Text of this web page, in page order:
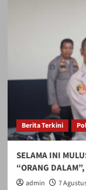
Berita Terkini
SELAMA INI
“ORANG
admin 7